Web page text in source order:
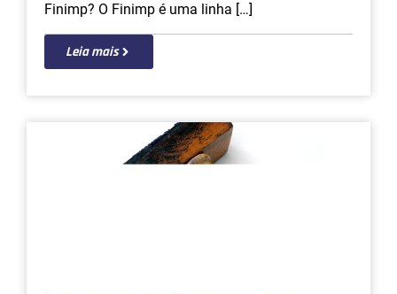
Finimp? O Finimp é uma linha […]
Leia mais